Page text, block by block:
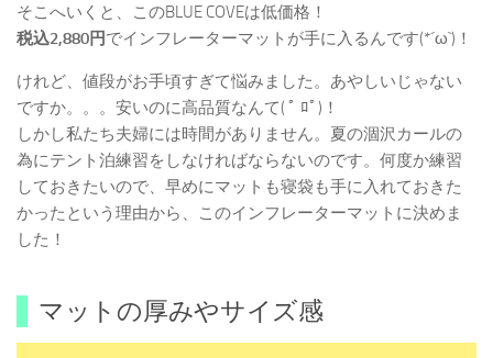
そこへいくと、このBLUE COVEは低価格！
税込2,880円でインフレーターマットが手に入るんです(*´ω`)！
けれど、値段がお手頃すぎて悩みました。あやしいじゃない
ですか。。。安いのに高品質なんて( ﾟ ﾛﾟ)！
しかし私たち夫婦には時間がありません。夏の涸沢カールの
為にテント泊練習をしなければならないのです。何度か練習
しておきたいので、早めにマットも寝袋も手に入れておきた
かったという理由から、このインフレーターマットに決めま
した！
マットの厚みやサイズ感